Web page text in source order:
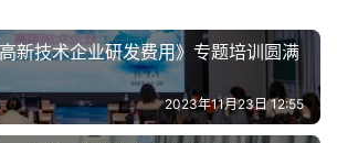
新技术企业研发费用》专题培训圆满
2023年11月23日 12:55